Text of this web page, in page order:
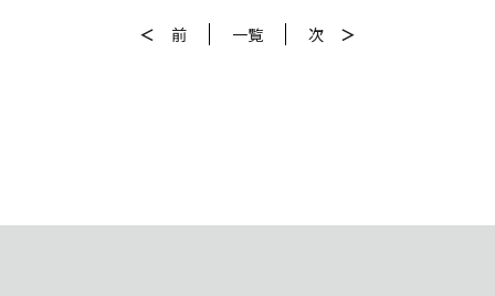
＜ 前 一覧 次 ＞